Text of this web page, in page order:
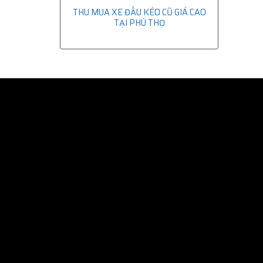
THU MUA XE ĐẦU KÉO CŨ GIÁ CAO
TẠI PHÚ THỌ